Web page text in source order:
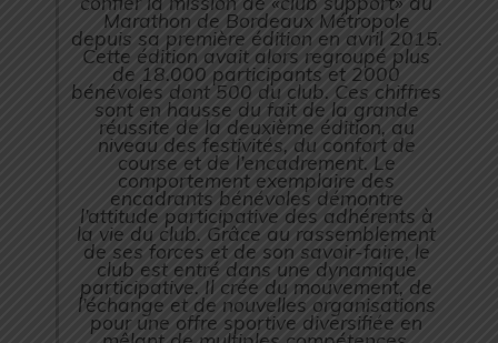
Marathon de Bordeaux Métropole
depuis sa première édition en avril 2015.
Cette édition avait alors regroupé plus
de 18.000 participants et 2000
bénévoles dont 500 du club. Ces chiffres
sont en hausse du fait de la grande
réussite de la deuxième édition, au
niveau des festivités, du confort de
course et de l’encadrement. Le
comportement exemplaire des
encadrants bénévoles démontre
l’attitude participative des adhérents à
la vie du club. Grâce au rassemblement
de ses forces et de son savoir-faire, le
club est entré dans une dynamique
participative. Il crée du mouvement, de
l’échange et de nouvelles organisations
pour une offre sportive diversifiée en